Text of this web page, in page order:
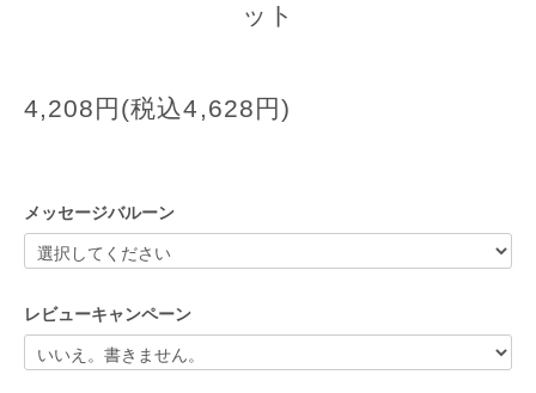
ット
4,208円(税込4,628円)
メッセージバルーン
レビューキャンペーン